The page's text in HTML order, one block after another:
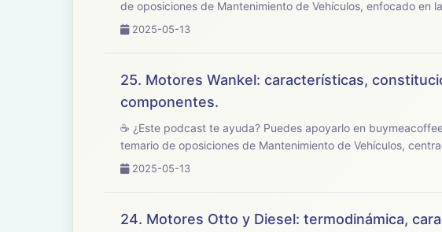
de oposiciones de Mantenimiento de Vehículos, enfocado en
2025-05-13
25. Motores Wankel: características,
componentes.
☕ ¿Este podcast te ayuda? Puedes apoyarlo en buymeacoffee.com/oposicionesfp 🎧 En este
temario de oposiciones de Mantenimiento de Vehículos,
2025-05-13
24. Motores Otto y Diesel: termodinámica,